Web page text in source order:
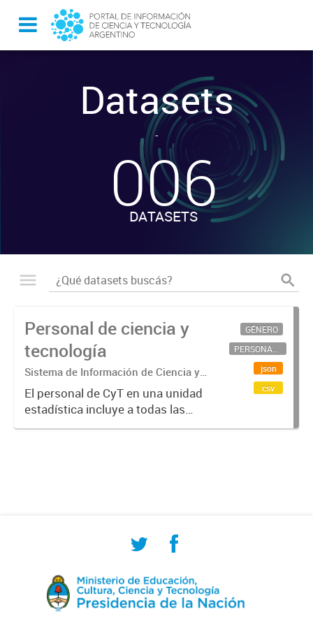
Datasets
-
006
DATASETS
Personal de ciencia y
tecnología
Sistema de Información de Ciencia y
Tecnología Argentino (SICYTAR)
El personal de CyT en una unidad
estadística incluye a todas las
personas involucradas
GÉNERO
PERSONAL CIENTÍFICO-TECNOLÓGICO
json
csv